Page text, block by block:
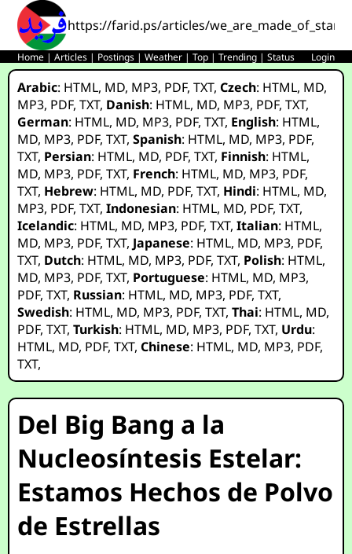
https://farid.ps/articles/
Home |Articles | Postings |Weather |Top |Trending |Status Login
Arabic: HTML, MD, MP3, PDF,TXT,Czech: HTML, MD,
MP3, PDF,TXT, Danish: HTML, MD, MP3, PDF,TXT,
German: HTML, MD, MP3, PDF,TXT, English: HTML,
MD, MP3, PDF,TXT,Spanish: HTML, MD, MP3, PDF,
TXT, Persian: HTML, MD, PDF,TXT, Finnish: HTML,
MD, MP3, PDF,TXT, French: HTML, MD, MP3, PDF,
TXT, Hebrew: HTML, MD, PDF,TXT, Hindi: HTML, MD,
MP3, PDF,TXT,Indonesian: HTML, MD, PDF,TXT,
Icelandic: HTML, MD, MP3, PDF,TXT,Italian: HTML,
MD, MP3, PDF,TXT, Japanese: HTML, MD, MP3, PDF,
TXT, Dutch: HTML, MD, MP3, PDF,TXT, Polish: HTML,
MD, MP3, PDF,TXT, Portuguese: HTML, MD, MP3,
PDF,TXT, Russian: HTML, MD, MP3, PDF,TXT,
Swedish: HTML, MD, MP3, PDF,TXT,Thai: HTML, MD,
PDF,TXT,Turkish: HTML, MD, MP3, PDF,TXT, Urdu:
HTML, MD, PDF,TXT,Chinese: HTML, MD, MP3, PDF,
TXT,
Del Big Bang a la
Nucleosíntesis Estelar:
Estamos Hechos de Polvo
de Estrellas